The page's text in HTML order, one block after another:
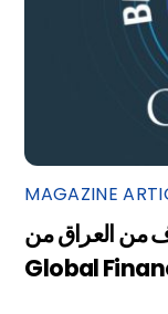
MAGAZINE
العراق من